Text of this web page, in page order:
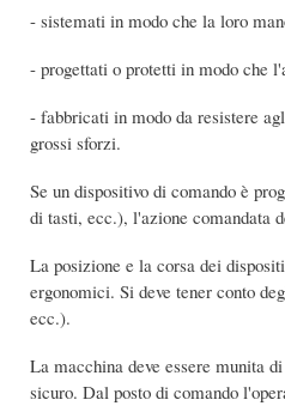
- sistemati in modo che la loro
- progettati o protetti in modo che
- fabbricati in modo da resistere
grossi sforzi.
Se un dispositivo di comando è
di tasti, ecc.), l'azione comandata
La posizione e la corsa dei
ergonomici. Si deve tener conto
ecc.).
La macchina deve essere munita
sicuro. Dal posto di comando